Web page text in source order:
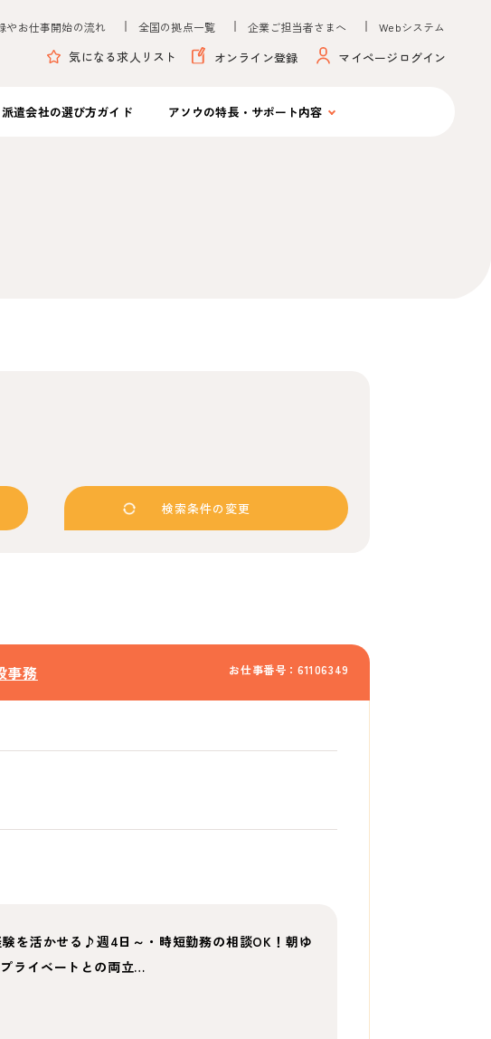
やお仕事開始の流れ 全国の拠点一覧 企業ご担当者さまへ Webシステム
気になる求人リスト オンライン登録 マイページログイン
派遣会社の選び方ガイド アソウの特長・サポート内容
検索条件の変更
お仕事番号：61106349
事務
活かせる♪週4日～・時短勤務の相談OK！朝ゆ
ライベートとの両立…